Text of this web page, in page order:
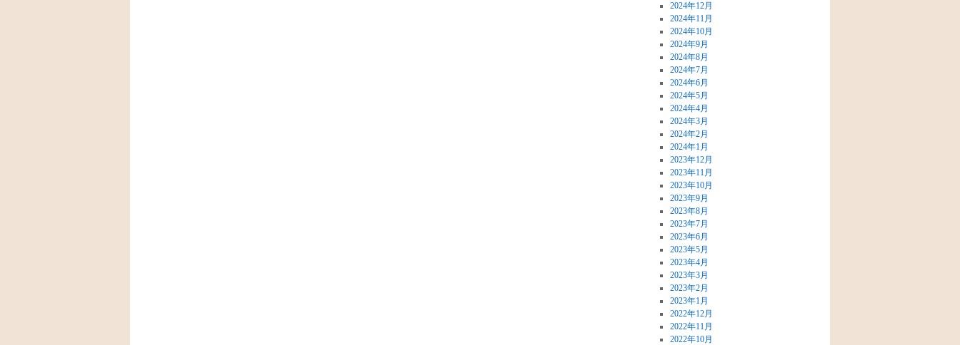
2024年12月
2024年11月
2024年10月
2024年9月
2024年8月
2024年7月
2024年6月
2024年5月
2024年4月
2024年3月
2024年2月
2024年1月
2023年12月
2023年11月
2023年10月
2023年9月
2023年8月
2023年7月
2023年6月
2023年5月
2023年4月
2023年3月
2023年2月
2023年1月
2022年12月
2022年11月
2022年10月